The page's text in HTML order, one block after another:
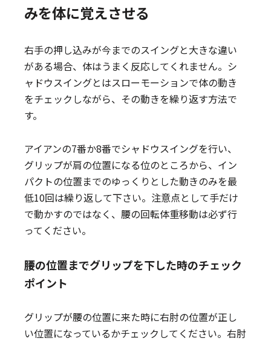
みを体に覚えさせる
右手の押し込みが今までのスイングと大きな違い
がある場合、体はうまく反応してくれません。シ
ャドウスイングとはスローモーションで体の動き
をチェックしながら、その動きを繰り返す方法で
す。
アイアンの7番か8番でシャドウスイングを行い、
グリップが肩の位置になる位のところから、イン
パクトの位置までのゆっくりとした動きのみを最
低10回は繰り返して下さい。注意点として手だけ
で動かすのではなく、腰の回転体重移動は必ず行
ってください。
腰の位置までグリップを下した時のチェック
ポイント
グリップが腰の位置に来た時に右肘の位置が正し
い位置になっているかチェックしてください。右肘